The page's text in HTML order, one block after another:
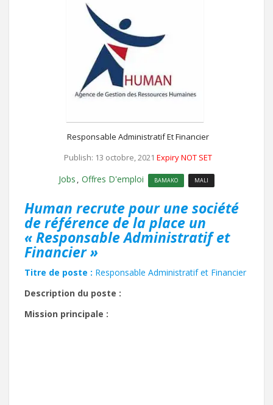
Responsable Administratif Et Financier
Publish: 13 octobre, 2021 Expiry NOT SET
Jobs , Offres D'emploi BAMAKO MALI
Human recrute pour une société
de référence de la place un
« Responsable Administratif et
Financier »
Titre de poste : Responsable Administratif et Financier
Description du poste :
Mission principale :